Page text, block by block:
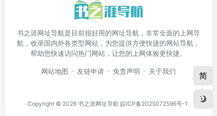
书之涯网址导航是目前很好用的网址导航，非常全面的上网导
航，收录国内外各类型网站，为您提供方便快捷的网站导航，
帮助您快速访问热门网站，让您的上网体验更快捷。
网站地图 友链申请 免责声明 关于我们
Copyright © 2026 书之涯网址导航 皖ICP备2025072596号-1
简